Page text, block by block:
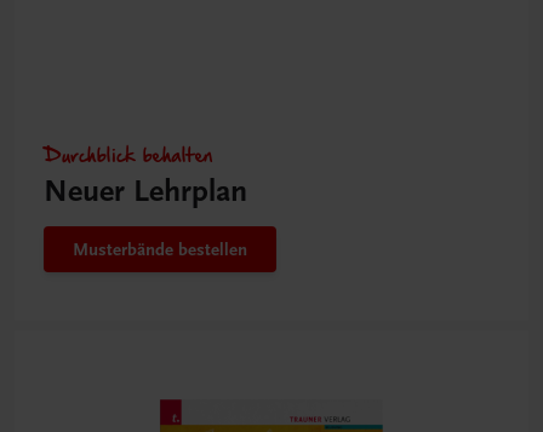
Durchblick behalten
Neuer Lehrplan
Musterbände bestellen